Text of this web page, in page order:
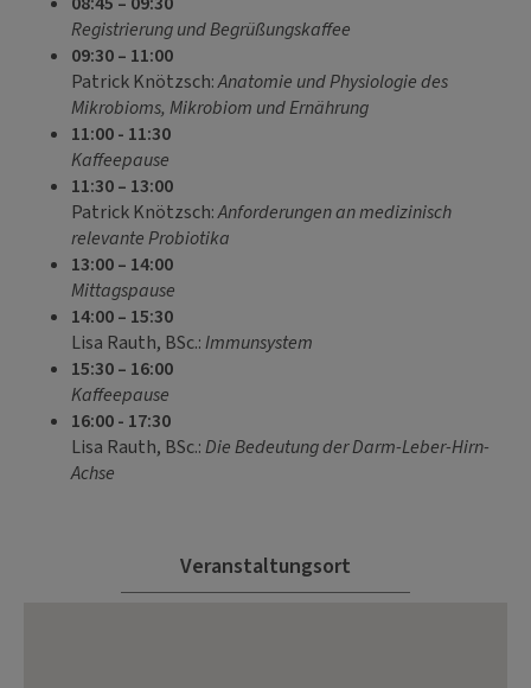
Registrierung und Begrüßungskaffee
09:30 – 11:00
Patrick Knötzsch:Anatomie und Physiologie des
Mikrobioms, Mikrobiom und Ernährung
11:00 - 11:30
Kaffeepause
11:30 – 13:00
Patrick Knötzsch:Anforderungen an medizinisch
relevante Probiotika
13:00 – 14:00
Mittagspause
14:00 – 15:30
Lisa Rauth, BSc.:Immunsystem
15:30 – 16:00
Kaffeepause
16:00 - 17:30
Lisa Rauth, BSc.:Die Bedeutung der Darm-Leber-Hirn-
Achse
Veranstaltungsort